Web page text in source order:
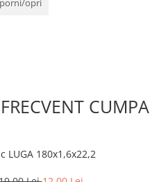
opri
FRECVENT
LUGA 180x1,6x22,2